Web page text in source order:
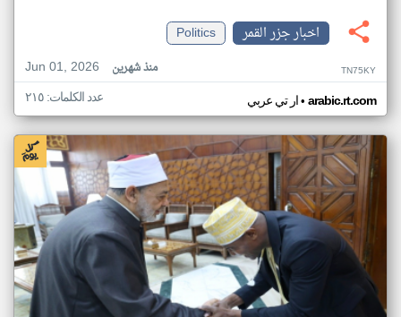
اخبار جزر القمر
Politics
Jun 01, 2026
منذ شهرين TN75KY
ار تي عربي• arabic.rt.com عدد الكلمات: ٢١٥